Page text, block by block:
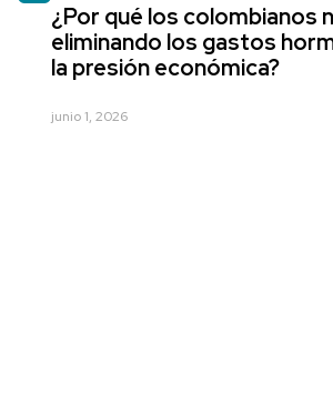
¿Por qué los colombianos
eliminando los gastos
la presión económica?
junio 1, 2026